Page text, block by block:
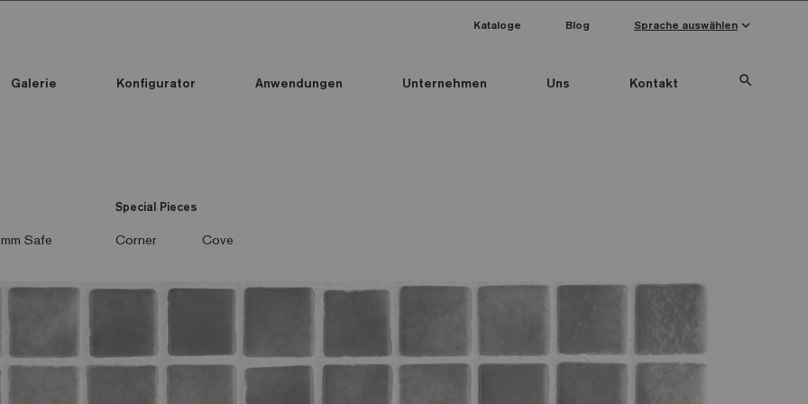
Galerie Konfigurator Anwendungen Unternehmen Uns Kontakt search
Kataloge Blog Sprache auswählen keyboard_arrow_down
Safe
Special Pieces
Corner Cove